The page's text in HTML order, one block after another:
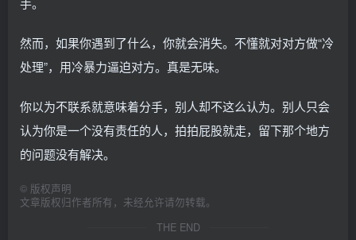
然而，如果你遇到了什么，你就会消失。不懂就对对方做“冷
处理”，用冷暴力逼迫对方。真是无味。
你以为不联系就意味着分手，别人却不这么认为。别人只会
认为你是一个没有责任的人，拍拍屁股就走，留下那个地方
的问题没有解决。
© 版权声明
文章版权归作者所有，未经允许请勿转载。
THE END